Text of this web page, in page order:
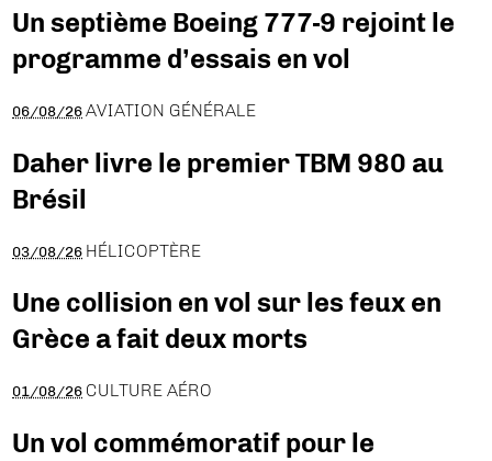
Un septième Boeing 777-9 rejoint le
programme d’essais en vol
06/08/26 AVIATION GÉNÉRALE
Daher livre le premier TBM 980 au
Brésil
03/08/26 HÉLICOPTÈRE
Une collision en vol sur les feux en
Grèce a fait deux morts
01/08/26 CULTURE AÉRO
Un vol commémoratif pour le